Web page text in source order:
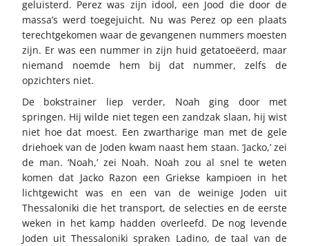
geluisterd. Perez was zijn idool, een Jood die door de
massa’s werd toegejuicht. Nu was Perez op een plaats
terechtgekomen waar de gevangenen nummers moesten
zijn. Er was een nummer in zijn huid getatoeëerd, maar
niemand noemde hem bij dat nummer, zelfs de
opzichters niet.
De bokstrainer liep verder, Noah ging door met
springen. Hij wilde niet tegen een zandzak slaan, hij wist
niet hoe dat moest. Een zwartharige man met de gele
driehoek van de Joden kwam naast hem staan. ‘Jacko,’ zei
de man. ‘Noah,’ zei Noah. Noah zou al snel te weten
komen dat Jacko Razon een Griekse kampioen in het
lichtgewicht was en een van de weinige Joden uit
Thessaloniki die het transport, de selecties en de eerste
weken in het kamp hadden overleefd. De nog levende
Joden uit Thessaloniki spraken Ladino, de taal van de